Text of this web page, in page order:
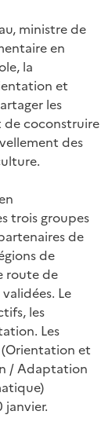
ministre de
en
la
et
les
de coconstruire
des
trois groupes
de
de
route de
Le
les
Les
et
/ Adaptation